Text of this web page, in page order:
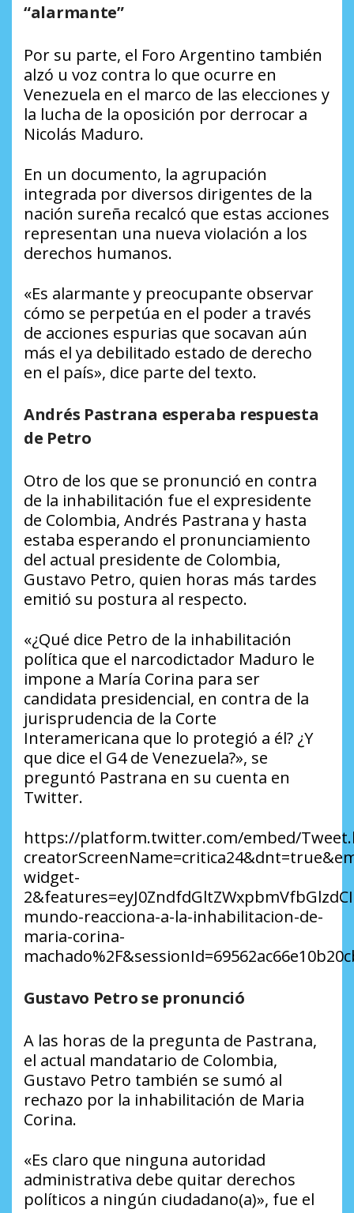
“alarmante”
Por su parte, el Foro Argentino también
alzó u voz contra lo que ocurre en
Venezuela en el marco de las elecciones y
la lucha de la oposición por derrocar a
Nicolás Maduro.
En un documento, la agrupación
integrada por diversos dirigentes de la
nación sureña recalcó que estas acciones
representan una nueva violación a los
derechos humanos.
«Es alarmante y preocupante observar
cómo se perpetúa en el poder a través
de acciones espurias que socavan aún
más el ya debilitado estado de derecho
en el país», dice parte del texto.
Andrés Pastrana esperaba respuesta
de Petro
Otro de los que se pronunció en contra
de la inhabilitación fue el expresidente
de Colombia, Andrés Pastrana y hasta
estaba esperando el pronunciamiento
del actual presidente de Colombia,
Gustavo Petro, quien horas más tardes
emitió su postura al respecto.
«¿Qué dice Petro de la inhabilitación
política que el narcodictador Maduro le
impone a María Corina para ser
candidata presidencial, en contra de la
jurisprudencia de la Corte
Interamericana que lo protegió a él? ¿Y
que dice el G4 de Venezuela?», se
preguntó Pastrana en su cuenta en
Twitter.
https://platform.twitter.com/embed/
widget-
mundo-reacciona-a-la-inhabilitacion-de-
maria-corina-
Gustavo Petro se pronunció
A las horas de la pregunta de Pastrana,
el actual mandatario de Colombia,
Gustavo Petro también se sumó al
rechazo por la inhabilitación de Maria
Corina.
«Es claro que ninguna autoridad
administrativa debe quitar derechos
políticos a ningún ciudadano(a)», fue el